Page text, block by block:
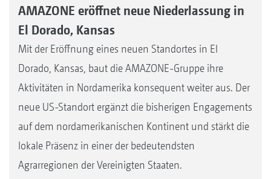
AMAZONE eröffnet neue Niederlassung in
El Dorado, Kansas
Mit der Eröffnung eines neuen Standortes in El
Dorado, Kansas, baut die AMAZONE-Gruppe ihre
Aktivitäten in Nordamerika konsequent weiter aus. Der
neue US-Standort ergänzt die bisherigen Engagements
auf dem nordamerikanischen Kontinent und stärkt die
lokale Präsenz in einer der bedeutendsten
Agrarregionen der Vereinigten Staaten.